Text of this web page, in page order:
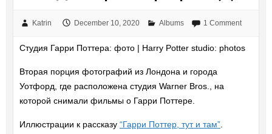
Katrin December 10, 2020 Albums 1 Comment
Студия Гарри Поттера: фото | Harry Potter studio: photos
Вторая порция фотографий из Лондона и города
Уотфорд, где расположена студия Warner Bros., на
которой снимали фильмы о Гарри Поттере.
Иллюстрации к рассказу “Гарри Поттер, тут и там”.